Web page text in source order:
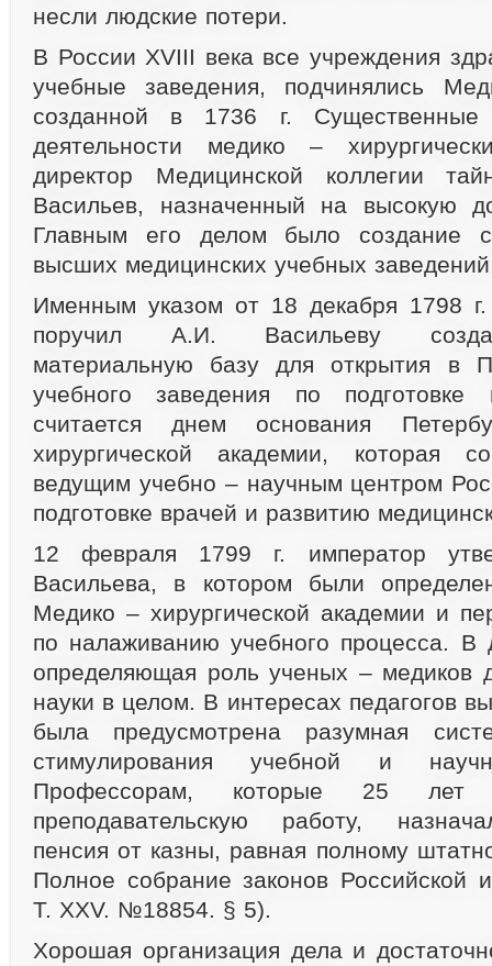
несли людские потери.
В России XVIII века все учреждения
учебные заведения, подчинялись
созданной в 1736 г. Существенные
деятельности медико –
директор Медицинской коллегии
Васильев, назначенный на высокую
Главным его делом было создание
высших медицинских учебных
Именным указом от 18 декабря 1798
поручил А.И. Васильеву
материальную базу для открытия в
учебного заведения по
считается днем основания
хирургической академии, которая
ведущим учебно – научным центром
подготовке врачей и развитию
12 февраля 1799 г. император
Васильева, в котором были
Медико – хирургической академии и
по налаживанию учебного процесса. В
определяющая роль ученых – медиков
науки в целом. В интересах педагогов
была предусмотрена разумная
стимулирования учебной и
Профессорам, которые 25
преподавательскую работу,
пенсия от казны, равная полному
Полное собрание законов Российской
Т. XXV. №18854. § 5).
Хорошая организация дела и